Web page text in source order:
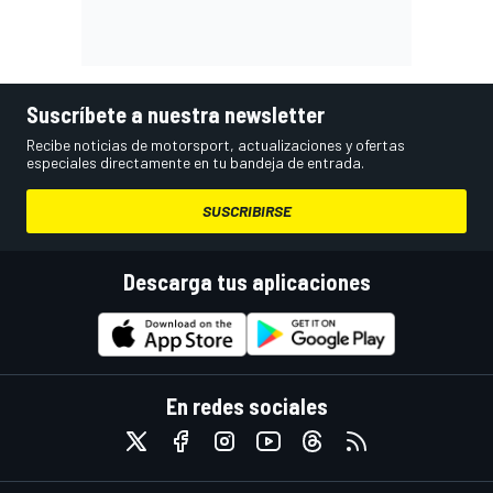
Suscríbete a nuestra newsletter
Recibe noticias de motorsport, actualizaciones y ofertas
especiales directamente en tu bandeja de entrada.
SUSCRIBIRSE
Descarga tus aplicaciones
En redes sociales